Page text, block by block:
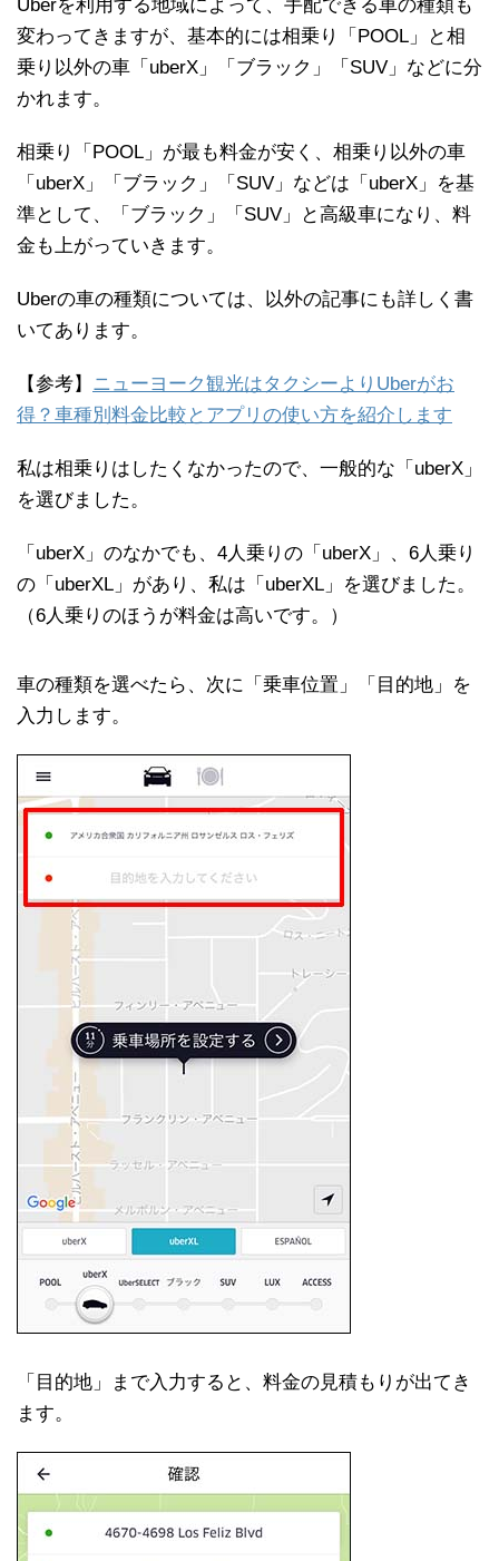
Uberを利用する地域によって、手配できる車の種類も
変わってきますが、基本的には相乗り「POOL」と相
乗り以外の車「uberX」「ブラック」「SUV」などに分
かれます。
相乗り「POOL」が最も料金が安く、相乗り以外の車
「uberX」「ブラック」「SUV」などは「uberX」を基
準として、「ブラック」「SUV」と高級車になり、料
金も上がっていきます。
Uberの車の種類については、以外の記事にも詳しく書
いてあります。
【参考】 ニューヨーク観光はタクシーよりUberがお
得？車種別料金比較とアプリの使い方を紹介します
私は相乗りはしたくなかったので、一般的な「uberX」
を選びました。
「uberX」のなかでも、4人乗りの「uberX」、6人乗り
の「uberXL」があり、私は「uberXL」を選びました。
（6人乗りのほうが料金は高いです。）
車の種類を選べたら、次に「乗車位置」「目的地」を
入力します。
「目的地」まで入力すると、料金の見積もりが出てき
ます。